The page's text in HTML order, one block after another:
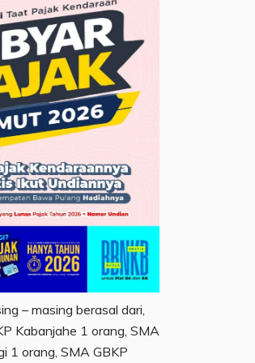
– masing berasal dari,
Kabanjahe 1 orang, SMA
1 orang, SMA GBKP